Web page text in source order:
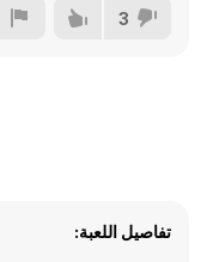
3
تفاصيل اللعبة: